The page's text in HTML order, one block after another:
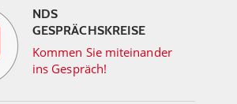
NDS
GESPRÄCHSKREISE
Kommen Sie miteinander
ins Gespräch!